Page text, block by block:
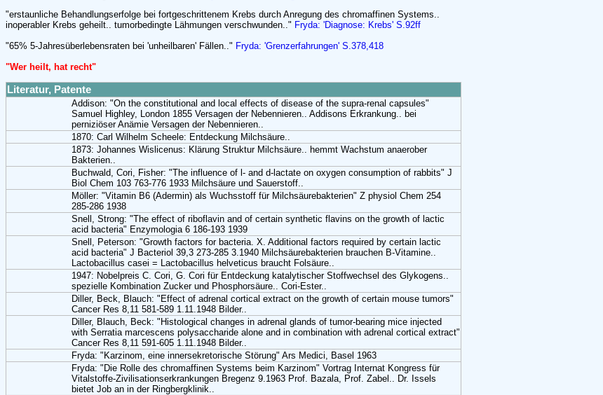
"erstaunliche Behandlungserfolge bei fortgeschrittenem Krebs durch Anregung des chromaffinen Systems..
inoperabler Krebs geheilt.. tumorbedingte Lähmungen verschwunden.." Fryda: 'Diagnose: Krebs' S.92ff
"65% 5-Jahresüberlebensraten bei 'unheilbaren' Fällen.." Fryda: 'Grenzerfahrungen' S.378,418
"Wer heilt, hat recht"
Literatur, Patente
Addison: "On the constitutional and local effects of disease of the supra-renal capsules"
Samuel Highley, London 1855 Versagen der Nebennieren.. Addisons Erkrankung.. bei
perniziöser Anämie Versagen der Nebennieren..
1870: Carl Wilhelm Scheele: Entdeckung Milchsäure..
1873: Johannes Wislicenus: Klärung Struktur Milchsäure.. hemmt Wachstum anaerober
Bakterien..
Buchwald, Cori, Fisher: "The influence of l- and d-lactate on oxygen consumption of rabbits" J
Biol Chem 103 763-776 1933 Milchsäure und Sauerstoff..
Möller: "Vitamin B6 (Adermin) als Wuchsstoff für Milchsäurebakterien" Z physiol Chem 254
285-286 1938
Snell, Strong: "The effect of riboflavin and of certain synthetic flavins on the growth of lactic
acid bacteria" Enzymologia 6 186-193 1939
Snell, Peterson: "Growth factors for bacteria. X. Additional factors required by certain lactic
acid bacteria" J Bacteriol 39,3 273-285 3.1940 Milchsäurebakterien brauchen B-Vitamine..
Lactobacillus casei = Lactobacillus helveticus braucht Folsäure..
1947: Nobelpreis C. Cori, G. Cori für Entdeckung katalytischer Stoffwechsel des Glykogens..
spezielle Kombination Zucker und Phosphorsäure.. Cori-Ester..
Diller, Beck, Blauch: "Effect of adrenal cortical extract on the growth of certain mouse tumors"
Cancer Res 8,11 581-589 1.11.1948 Bilder..
Diller, Blauch, Beck: "Histological changes in adrenal glands of tumor-bearing mice injected
with Serratia marcescens polysaccharide alone and in combination with adrenal cortical extract"
Cancer Res 8,11 591-605 1.11.1948 Bilder..
Fryda: "Karzinom, eine innersekretorische Störung" Ars Medici, Basel 1963
Fryda: "Die Rolle des chromaffinen Systems beim Karzinom" Vortrag Internat Kongress für
Vitalstoffe-Zivilisationserkrankungen Bregenz 9.1963 Prof. Bazala, Prof. Zabel.. Dr. Issels
bietet Job an in der Ringbergklinik..